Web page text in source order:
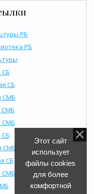
РБ
РБ
СБ
СБ
СМБ
СМБ
СМБ
СБ
СМБ
СБ
СМБ
Этот сайт
использует
файлы cookies
для более
комфортной